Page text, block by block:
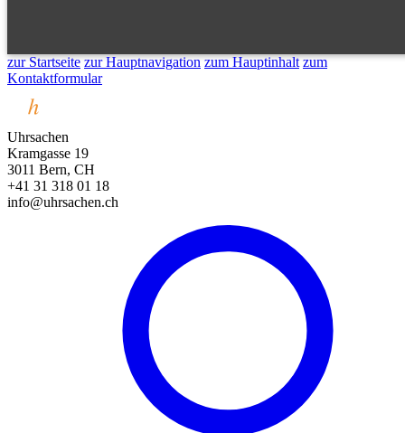
zur Startseite zur Hauptnavigation zum Hauptinhalt zum
Kontaktformular
Uhrsachen
Kramgasse 19
3011 Bern, CH
+41 31 318 01 18
info@uhrsachen.ch